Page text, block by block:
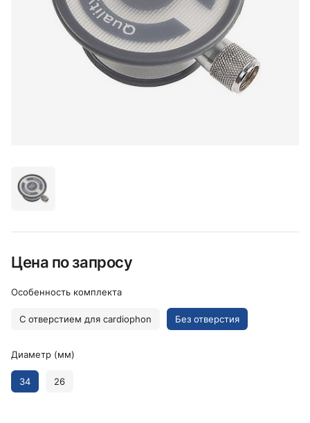
Цена по запросу
Особенность комплекта
С отверстием для cardiophon Без отверстия
Диаметр (мм)
34 26